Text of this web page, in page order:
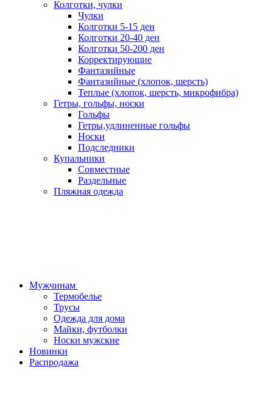
Колготки, чулки
Чулки
Колготки 5-15 ден
Колготки 20-40 ден
Колготки 50-200 ден
Корректирующие
Фантазийные
Фантазийные (хлопок, шерсть)
Теплые (хлопок, шерсть, микрофибра)
Гетры, гольфы, носки
Гольфы
Гетры,удлиненные гольфы
Носки
Подследники
Купальники
Совместные
Раздельные
Пляжная одежда
Мужчинам
Термобелье
Трусы
Одежда для дома
Майки, футболки
Носки мужские
Новинки
Распродажа